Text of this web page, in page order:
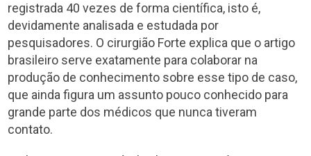
registrada 40 vezes de forma científica, isto é,
devidamente analisada e estudada por
pesquisadores. O cirurgião Forte explica que o artigo
brasileiro serve exatamente para colaborar na
produção de conhecimento sobre esse tipo de caso,
que ainda figura um assunto pouco conhecido para
grande parte dos médicos que nunca tiveram
contato.